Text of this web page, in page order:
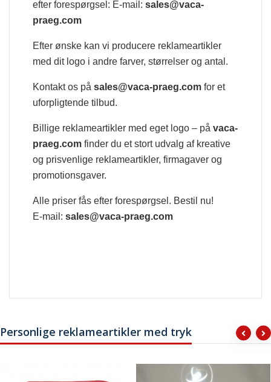
efter forespørgsel: E-mail:sales@vaca-
praeg.com
Efter ønske kan vi producere reklameartikler
med dit logo i andre farver, størrelser og antal.
Kontakt os påsales@vaca-praeg.com for et
uforpligtende tilbud.
Billige reklameartikler med eget logo – påvaca-
praeg.com finder du et stort udvalg af kreative
og prisvenlige reklameartikler, firmagaver og
promotionsgaver.
Alle priser fås efter forespørgsel. Bestil nu!
E-mail:sales@vaca-praeg.com
Personlige reklameartikler med tryk